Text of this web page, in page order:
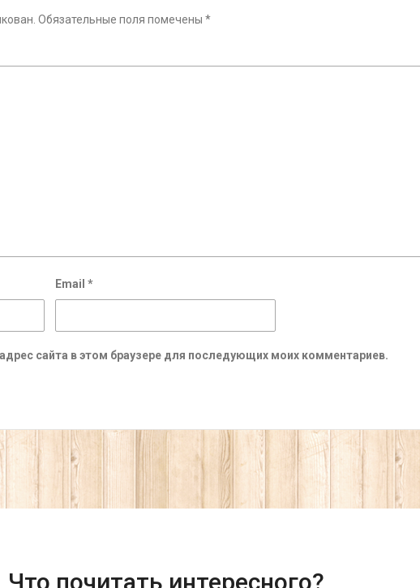
Обязательные поля помечены*
Email *
сайта в этом браузере для последующих моих комментариев.
Что почитать интересного?